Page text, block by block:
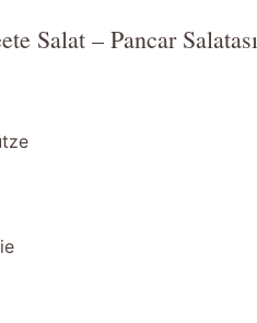
Salat – Pancar Salatası